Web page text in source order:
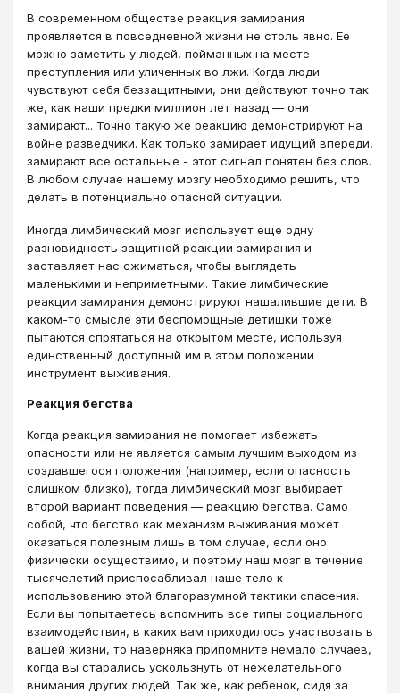
В современном обществе реакция замирания
проявляется в повседневной жизни не столь явно. Ее
можно заметить у людей, пойманных на месте
преступления или уличенных во лжи. Когда люди
чувствуют себя беззащитными, они действуют точно так
же, как наши предки миллион лет назад — они
замирают... Точно такую же реакцию демонстрируют на
войне разведчики. Как только замирает идущий впереди,
замирают все остальные - этот сигнал понятен без слов.
В любом случае нашему мозгу необходимо решить, что
делать в потенциально опасной ситуации.
Иногда лимбический мозг использует еще одну
разновидность защитной реакции замирания и
заставляет нас сжиматься, чтобы выглядеть
маленькими и неприметными. Такие лимбические
реакции замирания демонстрируют нашалившие дети. В
каком-то смысле эти беспомощные детишки тоже
пытаются спрятаться на открытом месте, используя
единственный доступный им в этом положении
инструмент выживания.
Реакция бегства
Когда реакция замирания не помогает избежать
опасности или не является самым лучшим выходом из
создавшегося положения (например, если опасность
слишком близко), тогда лимбический мозг выбирает
второй вариант поведения — реакцию бегства. Само
собой, что бегство как механизм выживания может
оказаться полезным лишь в том случае, если оно
физически осуществимо, и поэтому наш мозг в течение
тысячелетий приспосабливал наше тело к
использованию этой благоразумной тактики спасения.
Если вы попытаетесь вспомнить все типы социального
взаимодействия, в каких вам приходилось участвовать в
вашей жизни, то наверняка припомните немало случаев,
когда вы старались ускользнуть от нежелательного
внимания других людей. Так же, как ребенок, сидя за